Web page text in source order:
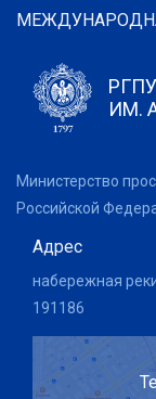
РГПУ
ИМ.
Министерство
Российской
Адрес
набережная
191186